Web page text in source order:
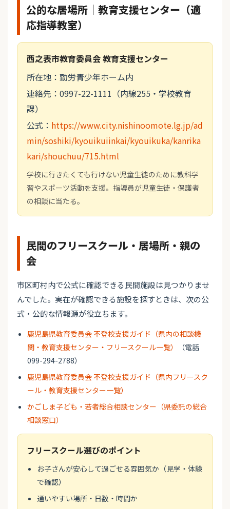
公的な居場所｜教育支援センター（適
応指導教室）
西之表市教育委員会 教育支援センター
所在地：勤労青少年ホーム内
連絡先：0997-22-1111（内線255・学校教育
課）
公式： https://www.city.nishinoomote.lg.jp/ad
min/soshiki/kyouikuiinkai/kyouikuka/kanrika
kari/shouchuu/715.html
学校に行きたくても行けない児童生徒のために教科学
習やスポーツ活動を支援。指導員が児童生徒・保護者
の相談に当たる。
民間のフリースクール・居場所・親の
会
市区町村内で公式に確認できる民間施設は見つかりませ
んでした。実在が確認できる施設を探すときは、次の公
式・公的な情報源が役立ちます。
鹿児島県教育委員会 不登校支援ガイド（県内の相談機
関・教育支援センター・フリースクール一覧）
（電話
099-294-2788）
鹿児島県教育委員会 不登校支援ガイド（県内フリースク
ール・教育支援センター一覧）
かごしま子ども・若者総合相談センター（県委託の総合
相談窓口）
フリースクール選びのポイント
お子さんが安心して過ごせる雰囲気か（見学・体験
で確認）
通いやすい場所・日数・時間か